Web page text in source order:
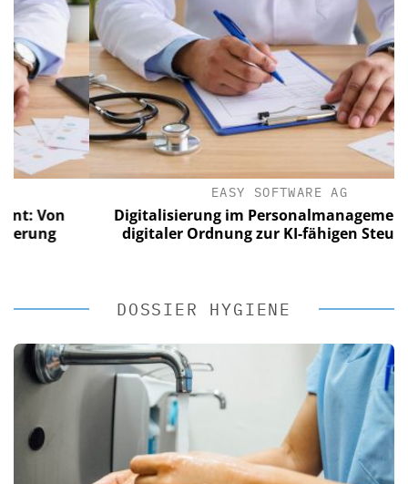
EASY SOFTWARE AG
Digitalisierung im Personalmanagement: Von
digitaler Ordnung zur KI-fähigen Steuerung
DOSSIER HYGIENE